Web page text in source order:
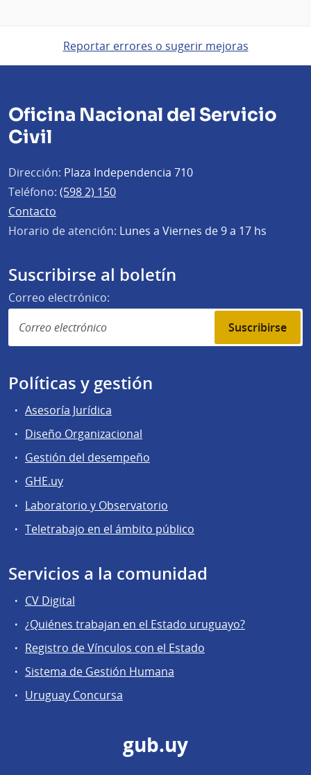
Reportar errores o sugerir mejoras
Oficina Nacional del Servicio
Civil
Dirección: Plaza Independencia 710
Teléfono: (598 2) 150
Contacto
Horario de atención: Lunes a Viernes de 9 a 17 hs
Suscribirse al boletín
Correo electrónico:
Suscribirse
Políticas y gestión
Asesoría Jurídica
Diseño Organizacional
Gestión del desempeño
GHE.uy
Laboratorio y Observatorio
Teletrabajo en el ámbito público
Servicios a la comunidad
CV Digital
¿Quiénes trabajan en el Estado uruguayo?
Registro de Vínculos con el Estado
Sistema de Gestión Humana
Uruguay Concursa
gub.uy